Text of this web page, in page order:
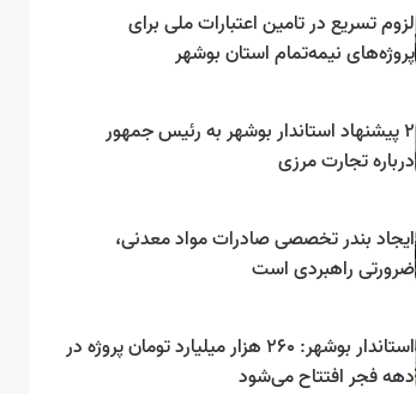
لزوم تسریع در تامین اعتبارات ملی برای
پروژه‌های نیمه‌تمام استان بوشهر
۲ پیشنهاد استاندار بوشهر به رئیس جمهور
درباره تجارت مرزی
ایجاد بندر تخصصی صادرات مواد معدنی،
ضرورتی راهبردی است
استاندار بوشهر: ۲۶۰ هزار میلیارد تومان پروژه در
دهه فجر افتتاح می‌شود